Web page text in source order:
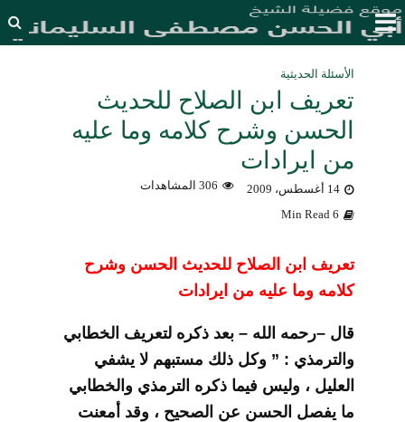
الأسئلة الحديثية
تعريف ابن الصلاح للحديث
الحسن وشرح كلامه وما عليه
من ايرادات
14 أغسطس، 2009 306 المشاهدات
6 Min Read
تعريف ابن الصلاح للحديث الحسن وشرح
كلامه وما عليه من ايرادات
قال –رحمه الله – بعد ذكره لتعريف الخطابي
والترمذي : ” وكل ذلك مستبهم لا يشفي
العليل ، وليس فيما ذكره الترمذي والخطابي
ما يفصل الحسن عن الصحيح ، وقد أمعنت